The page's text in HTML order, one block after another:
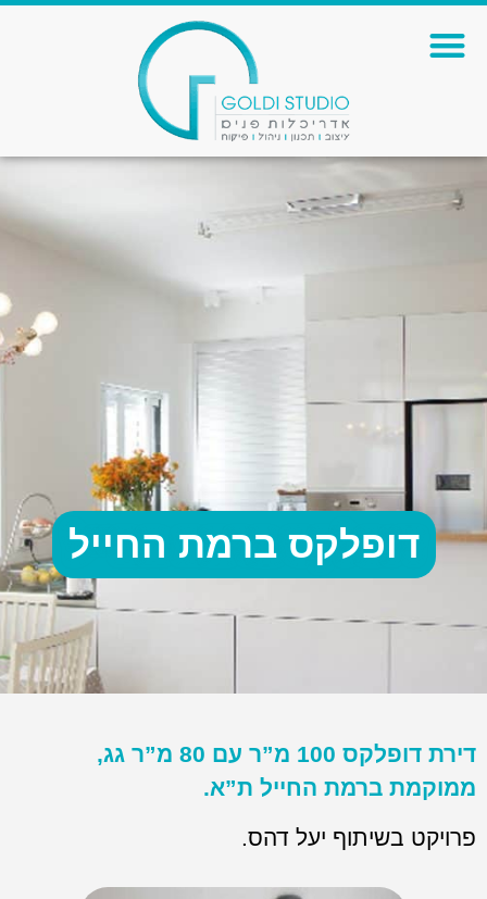
דופלקס ברמת החייל
דירת דופלקס 100 מ”ר עם 80 מ”ר גג,
ממוקמת ברמת החייל ת”א.
פרויקט בשיתוף יעל דהס.